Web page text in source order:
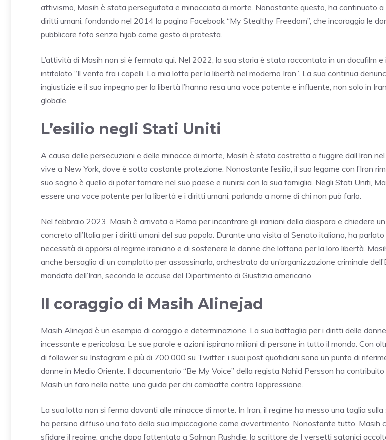
attivismo, Masih è stata perseguitata e minacciata di morte. Nonostante questo, ha continuato a
diritti umani, fondando nel 2014 la pagina Facebook “My Stealthy Freedom”, che incoraggia le
pubblicare foto senza hijab come gesto di protesta.
L’attività di Masih non si è fermata qui. Nel 2022, la sua storia è stata raccontata in un docufilm e
intitolato “Il vento fra i capelli. La mia lotta per la libertà nel moderno Iran”. La sua continua
ingiustizie e il suo impegno per la libertà l’hanno resa una voce potente e influente, non solo in
globale.
L’esilio negli Stati Uniti
A causa delle persecuzioni e delle minacce di morte, Masih è stata costretta a fuggire dall’Iran
vive a New York, dove è sotto costante protezione. Nonostante l’esilio, il suo legame con l’Iran
suo sogno è quello di poter tornare nel suo paese e riunirsi con la sua famiglia. Negli Stati Uniti,
essere una voce potente per la libertà e i diritti umani, parlando a nome di chi non può farlo.
Nel febbraio 2023, Masih è arrivata a Roma per incontrare gli iraniani della diaspora e chiedere
concreto all’Italia per i diritti umani del suo popolo. Durante una visita al Senato italiano, ha parlato
necessità di opporsi al regime iraniano e di sostenere le donne che lottano per la loro libertà.
anche bersaglio di un complotto per assassinarla, orchestrato da un’organizzazione criminale
mandato dell’Iran, secondo le accuse del Dipartimento di Giustizia americano.
Il coraggio di Masih Alinejad
Masih Alinejad è un esempio di coraggio e determinazione. La sua battaglia per i diritti delle
incessante e pericolosa. Le sue parole e azioni ispirano milioni di persone in tutto il mondo. Con
di follower su Instagram e più di 700.000 su Twitter, i suoi post quotidiani sono un punto di
donne in Medio Oriente. Il documentario “Be My Voice” della regista Nahid Persson ha
Masih un faro nella notte, una guida per chi combatte contro l’oppressione.
La sua lotta non si ferma davanti alle minacce di morte. In Iran, il regime ha messo una taglia
ha persino diffuso una foto della sua impiccagione come avvertimento. Nonostante tutto, Masih
sfidare il regime, anche dopo l’attentato a Salman Rushdie, lo scrittore de I versetti satanici